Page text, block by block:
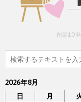
創業104
2026年8月
日
月